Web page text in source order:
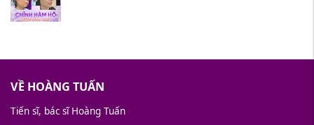
VỀ HOÀNG TUẤN
Tiến sĩ, bác sĩ Hoàng Tuấn